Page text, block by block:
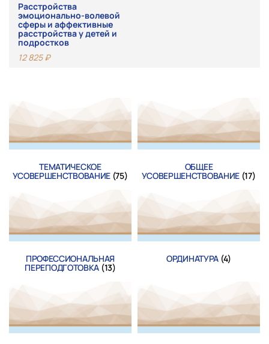
Расстройства
эмоционально-волевой
сферы и аффективные
расстройства у детей и
подростков
12 825₽
ТЕМАТИЧЕСКОЕ
УСОВЕРШЕНСТВОВАНИЕ (75)
ОБЩЕЕ
УСОВЕРШЕНСТВОВАНИЕ (17)
ПРОФЕССИОНАЛЬНАЯ
ПЕРЕПОДГОТОВКА (13)
ОРДИНАТУРА (4)